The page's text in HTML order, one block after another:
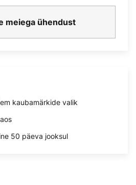
meiega ühendust
kaubamärkide valik
50 päeva jooksul